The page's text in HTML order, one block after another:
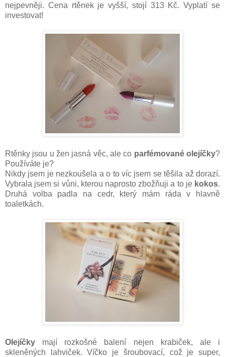
nejpevněji. Cena rtěnek je vyšší, stojí 313 Kč. Vyplatí se
investovat!
Rtěnky jsou u žen jasná věc, ale co parfémované olejíčky?
Používáte je?
Nikdy jsem je nezkoušela a o to víc jsem se těšila až dorazí.
Vybrala jsem si vůni, kterou naprosto zbožňuji a to je kokos.
Druhá volba padla na cedr, který mám ráda v hlavně
toaletkách.
Olejíčky mají rozkošné balení nejen krabiček, ale i
skleněných lahviček. Víčko je šroubovací, což je super,